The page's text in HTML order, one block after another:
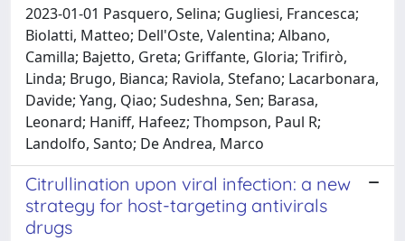
2023-01-01 Pasquero, Selina; Gugliesi, Francesca;
Biolatti, Matteo; Dell'Oste, Valentina; Albano,
Camilla; Bajetto, Greta; Griffante, Gloria; Trifirò,
Linda; Brugo, Bianca; Raviola, Stefano; Lacarbonara,
Davide; Yang, Qiao; Sudeshna, Sen; Barasa,
Leonard; Haniff, Hafeez; Thompson, Paul R;
Landolfo, Santo; De Andrea, Marco
Citrullination upon viral infection: a new
strategy for host-targeting antivirals
drugs